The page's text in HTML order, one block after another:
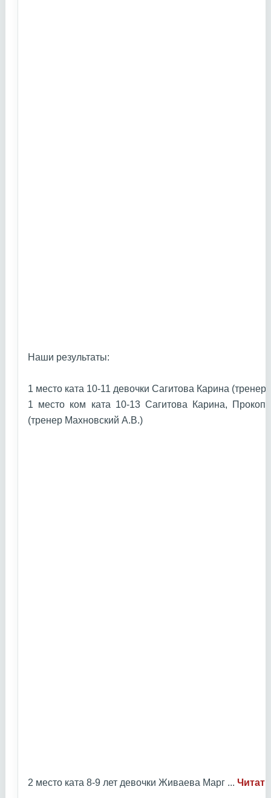
Наши результаты:
1 место ката 10-11 девочки Сагитова Карина
1 место ком ката 10-13 Сагитова Карина,
(тренер Махновский А.В.)
2 место ката 8-9 лет девочки Живаева Марг ...